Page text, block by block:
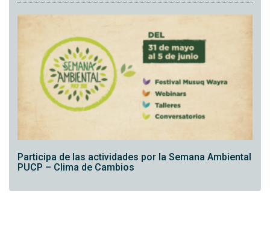
Participa de las actividades por la Semana Ambiental
PUCP – Clima de Cambios